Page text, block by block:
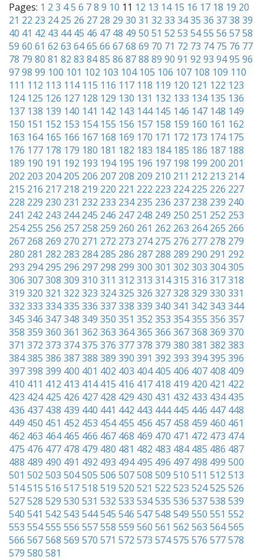
Pages: 1 2 3 45 6 78 9 10 11 12 13 14 15 16 17 18 19 20
21 22 23 24 25 26 27 28 29 30 31 32 33 3435 36 3738 39
40 41 42 43 44 45 46 47 48 49 50 51 52 53 5455 56 5758
59 60 61 62 63 6465 66 6768 69 70 71 72 73 74 75 76 77
78 79 80 81 82 83 8485 86 8788 89 90 91 92 93 9495 96
9798 99 100 101 102 103 104 105 106 107 108 109 110
111 112 113 114 115 116 117 118 119 120 121 122 123
124 125 126 127 128 129 130 131 132 133 134 135 136
137 138 139 140 141 142 143 144 145 146 147 148 149
150 151 152 153 154 155 156 157 158 159 160 161 162
163 164 165 166 167 168 169 170 171 172 173 174 175
176 177 178 179 180 181 182 183 184 185 186 187 188
189 190 191 192 193 194 195 196 197 198 199 200 201
202 203 204 205 206 207 208 209 210 211 212 213 214
215 216 217 218 219 220 221 222 223 224 225 226 227
228 229 230 231 232 233 234 235 236 237 238 239 240
241 242 243 244 245 246 247 248 249 250 251 252 253
254 255 256 257 258 259 260 261 262 263 264 265 266
267 268 269 270 271 272 273 274 275 276 277 278 279
280 281 282 283 284 285 286 287 288 289 290 291 292
293 294 295 296 297 298 299 300 301 302 303 304305
306 307308 309 310 311 312 313 314315 316 317318
319 320 321 322 323 324325 326 327328 329 330 331
332 333 334335 336 337338 339 340 341 342 343 344
345 346 347348 349 350 351 352 353 354355 356 357
358 359 360 361 362 363 364365 366 367368 369 370
371 372 373 374375 376 377378 379 380 381 382 383
384385 386 387388 389 390 391 392 393 394395 396
397398 399 400 401 402 403 404 405 406 407 408 409
410 411 412 413 414 415 416 417 418 419 420 421 422
423 424 425 426 427 428 429 430 431 432 433 434 435
436 437 438 439 440 441 442 443 444 445 446 447 448
449 450 451 452 453 454 455 456 457 458 459 460 461
462 463 464 465 466 467 468 469 470 471 472 473 474
475 476 477 478 479 480 481 482 483 484 485 486 487
488 489 490 491 492 493 494 495 496 497 498 499 500
501 502 503 504505 506 507508 509 510 511 512 513
514515 516 517518 519 520 521 522 523 524525 526
527528 529 530 531 532 533 534535 536 537538 539
540 541 542 543 544545 546 547548 549 550 551 552
553 554555 556 557558 559 560 561 562 563 564565
566 567568 569 570 571 572 573 574575 576 577578
579 580 581